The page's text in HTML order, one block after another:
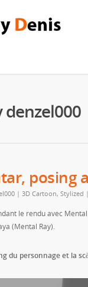
denzel000
posing
| 3D Cartoon, Stylized |
le rendu avec
(Mental Ray).
du personnage et la